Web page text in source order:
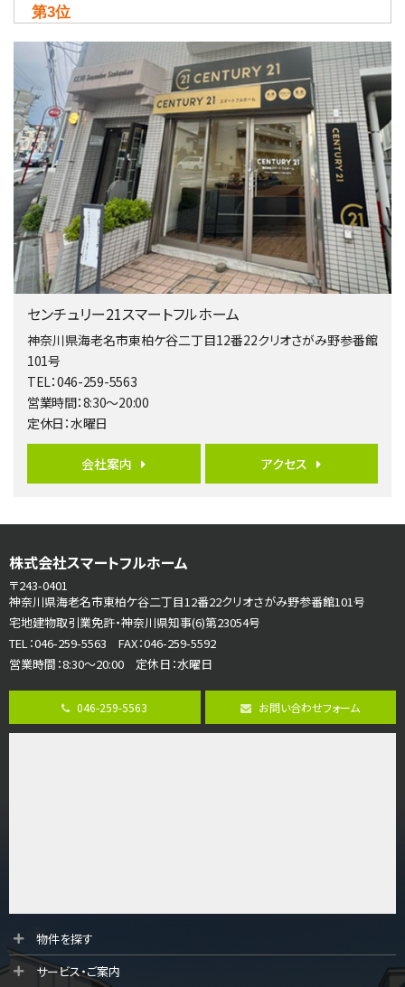
第3位
4ＬＤＫ
淵野辺駅
歩17分
南側道路に面しており日当たり良好。 キッチンから…
第4位
5,480万円
4ＬＤＫ
相模大野駅
バ9分・歩4分
２０１５年６月築、積水ハウス施工住宅です。 南東…
第5位
3,680万円
バ15分・ 歩1分
リビングダイニング部分の床暖房完備 車並列2台駐…
第6位
4ＬＤＫ
橋本駅
海老名駅
バ12分 歩7分
大規模開発分譲地内の新築戸建！開発道路は幅員４.…
第8位
3,598万円
4ＬＤＫ
長後駅
第10位
3,680万円
センチュリー21スマートフルホーム
神奈川県海老名市東柏ケ谷二丁目12番22クリオさがみ野参番館
101号
TEL：046-259-5563
営業時間：8:30～20:00
定休日：水曜日
会社案内 アクセス
株式会社スマートフルホーム
〒243-0401
神奈川県海老名市東柏ケ谷二丁目12番22クリオさがみ野参番館101号
宅地建物取引業免許・神奈川県知事(6)第23054号
TEL：046-259-5563 FAX：046-259-5592
営業時間：8:30～20:00 定休日：水曜日
046-259-5563 お問い合わせフォーム
物件を探す
サービス・ご案内